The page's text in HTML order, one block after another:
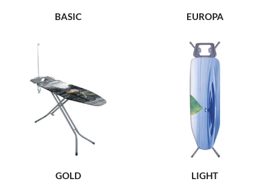
BASIC EUROPA
GOLD LIGHT